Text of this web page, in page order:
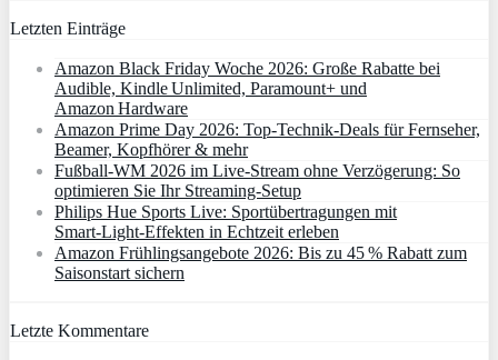
Letzten Einträge
Amazon Black Friday Woche 2026: Große Rabatte bei
Audible, Kindle Unlimited, Paramount+ und
Amazon Hardware
Amazon Prime Day 2026: Top-Technik-Deals für Fernseher,
Beamer, Kopfhörer & mehr
Fußball-WM 2026 im Live-Stream ohne Verzögerung: So
optimieren Sie Ihr Streaming-Setup
Philips Hue Sports Live: Sportübertragungen mit
Smart‑Light‑Effekten in Echtzeit erleben
Amazon Frühlingsangebote 2026: Bis zu 45 % Rabatt zum
Saisonstart sichern
Letzte Kommentare